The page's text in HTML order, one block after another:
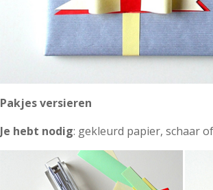
Pakjes versieren
Je hebt nodig: gekleurd papier, schaar